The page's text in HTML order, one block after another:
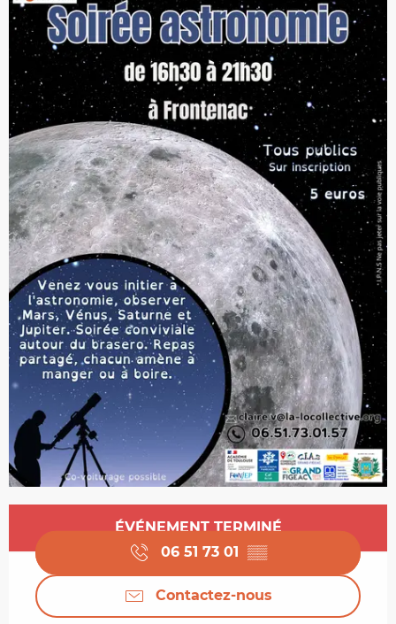
Ouverture et coordonnées
ÉVÉNEMENT TERMINÉ
06 51 73 01 ▒▒
Contactez-nous